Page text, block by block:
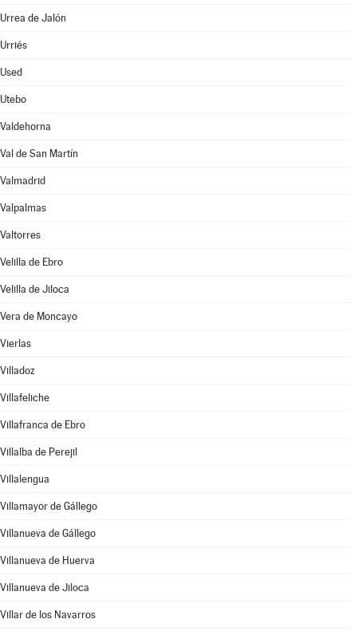
Urrea de Jalón
Urriés
Used
Utebo
Valdehorna
Val de San Martín
Valmadrid
Valpalmas
Valtorres
Velilla de Ebro
Velilla de Jiloca
Vera de Moncayo
Vierlas
Villadoz
Villafeliche
Villafranca de Ebro
Villalba de Perejil
Villalengua
Villamayor de Gállego
Villanueva de Gállego
Villanueva de Huerva
Villanueva de Jiloca
Villar de los Navarros